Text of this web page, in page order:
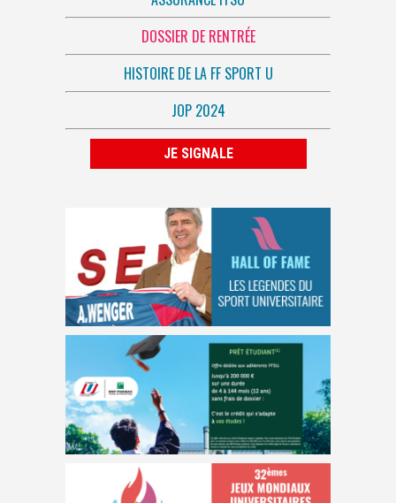
DOSSIER DE RENTRÉE
HISTOIRE DE LA FF SPORT U
JOP 2024
JE SIGNALE